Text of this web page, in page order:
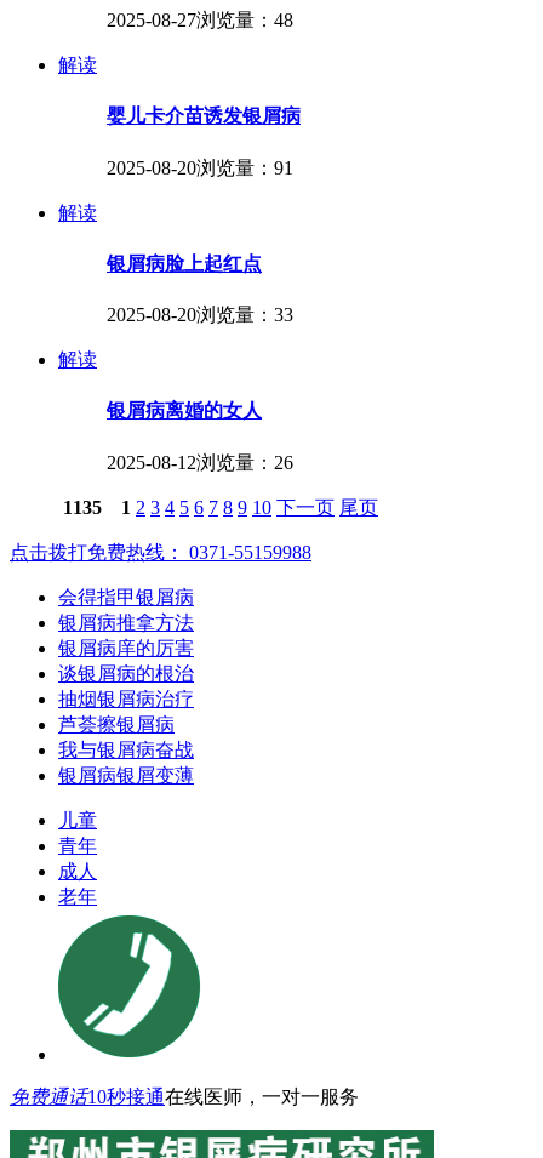
2025-08-27浏览量：48
解读
婴儿卡介苗诱发银屑病
2025-08-20浏览量：91
解读
银屑病脸上起红点
2025-08-20浏览量：33
解读
银屑病离婚的女人
2025-08-12浏览量：26
1135 1 2 3 4 5 6 7 8 9 10 下一页 尾页
点击拨打免费热线： 0371-55159988
会得指甲银屑病
银屑病推拿方法
银屑病庠的厉害
谈银屑病的根治
抽烟银屑病治疗
芦荟擦银屑病
我与银屑病奋战
银屑病银屑变薄
儿童
青年
成人
老年
免费通话10秒接通在线医师，一对一服务